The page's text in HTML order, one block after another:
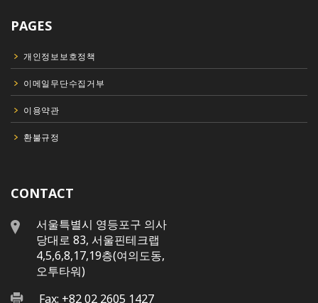
PAGES
개인정보보호정책
이메일무단수집거부
이용약관
환불규정
CONTACT
서울특별시 영등포구 의사
당대로 83, 서울핀테크랩
4,5,6,8,17,19층(여의도동,
오투타워)
Fax: +82 02 2605 1427